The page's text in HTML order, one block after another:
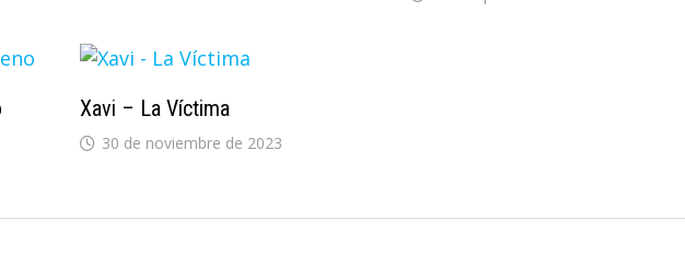
Xavi – La Víctima
30 de noviembre de 2023